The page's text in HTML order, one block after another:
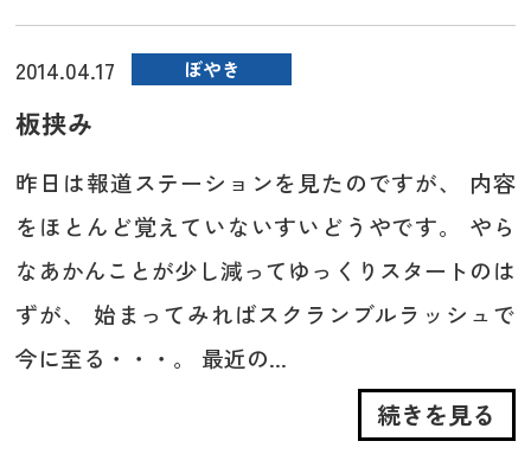
2014.04.17 ぼやき
板挟み
昨日は報道ステーションを見たのですが、 内容
をほとんど覚えていないすいどうやです。 やら
なあかんことが少し減ってゆっくりスタートのは
ずが、 始まってみればスクランブルラッシュで
今に至る・・・。 最近の...
続きを見る